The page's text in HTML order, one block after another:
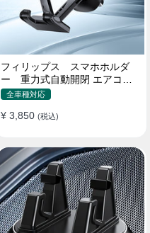
フィリップス スマホホルダ
ー 重力式自動開閉 エアコン
吹き出し口用 クリップ式 車
全車種対応
¥ 3,850 (税込)